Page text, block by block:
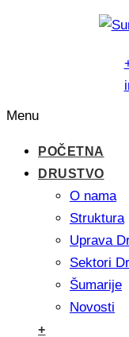
Menu
POČETNA
DRUSTVO
O nama
Struktura
Uprava
Sektori
Šumarije
Novosti
+